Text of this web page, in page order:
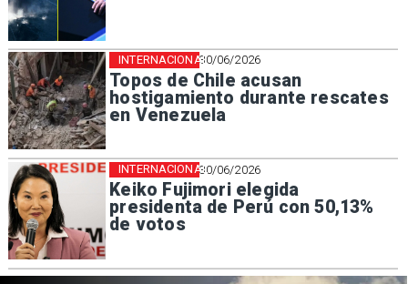
30/06/2026
Topos de Chile acusan
hostigamiento durante rescates
en Venezuela
INTERNACIONAL
30/06/2026
Keiko Fujimori elegida
presidenta de Perú con 50,13%
de votos
INTERNACIONAL